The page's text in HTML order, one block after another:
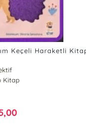
Keçeli Haraketli
Kitap